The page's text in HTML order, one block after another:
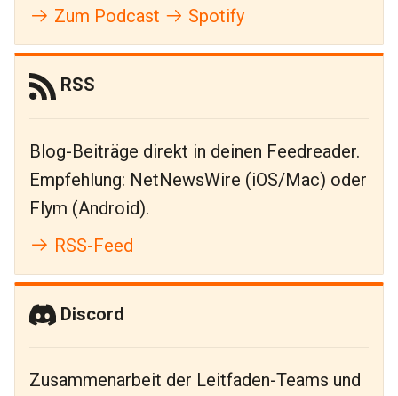
Zum Podcast
Spotify
RSS
Blog-Beiträge direkt in deinen Feedreader.
Empfehlung: NetNewsWire (iOS/Mac) oder
Flym (Android).
RSS-Feed
Discord
Zusammenarbeit der Leitfaden-Teams und